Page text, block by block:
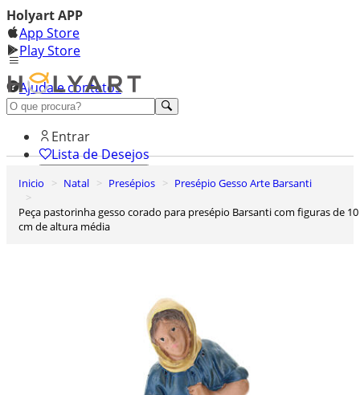
Holyart APP
App Store
Play Store
Ajuda e contatos
Conheça premium
Entrar
Lista de Desejos
Inicio Natal Presépios
Presépio Gesso Arte Barsanti
Peça pastorinha gesso corado para presépio Barsanti com figuras de 10
cm de altura média